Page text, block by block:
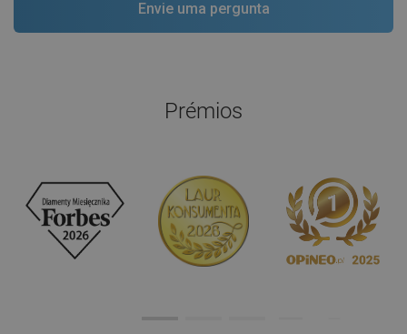
Prémios